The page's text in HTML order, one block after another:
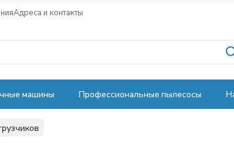
Адреса и контакты
машины Профессиональные пылесосы